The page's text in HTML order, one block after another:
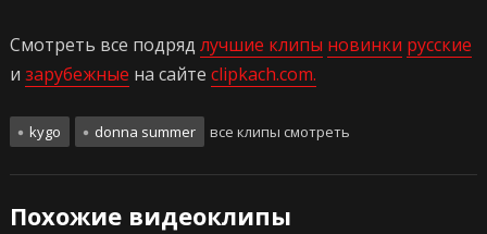
Смотреть все подряд лучшие клипы новинки русские
и зарубежные на сайте clipkach.com.
kygo donna summer все клипы смотреть
Похожие видеоклипы